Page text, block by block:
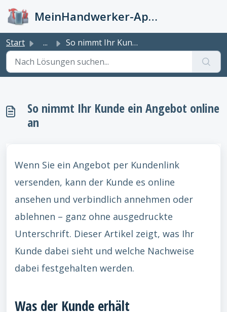
MeinHandwerker-App Info-Kiste
Start ... So nimmt Ihr Kunde ein Angebot online an
So nimmt Ihr Kunde ein Angebot online
an
Wenn Sie ein Angebot per Kundenlink
versenden, kann der Kunde es online
ansehen und verbindlich annehmen oder
ablehnen – ganz ohne ausgedruckte
Unterschrift. Dieser Artikel zeigt, was Ihr
Kunde dabei sieht und welche Nachweise
dabei festgehalten werden.
Was der Kunde erhält